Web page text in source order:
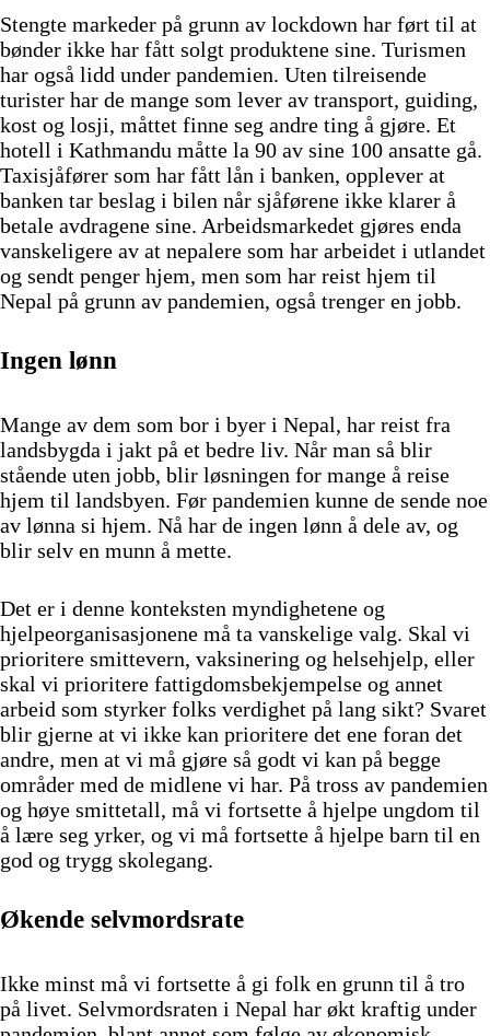
Stengte markeder på grunn av lockdown har ført til at
bønder ikke har fått solgt produktene sine. Turismen
har også lidd under pandemien. Uten tilreisende
turister har de mange som lever av transport, guiding,
kost og losji, måttet finne seg andre ting å gjøre. Et
hotell i Kathmandu måtte la 90 av sine 100 ansatte gå.
Taxisjåfører som har fått lån i banken, opplever at
banken tar beslag i bilen når sjåførene ikke klarer å
betale avdragene sine. Arbeidsmarkedet gjøres enda
vanskeligere av at nepalere som har arbeidet i utlandet
og sendt penger hjem, men som har reist hjem til
Nepal på grunn av pandemien, også trenger en jobb.
Ingen lønn
Mange av dem som bor i byer i Nepal, har reist fra
landsbygda i jakt på et bedre liv. Når man så blir
stående uten jobb, blir løsningen for mange å reise
hjem til landsbyen. Før pandemien kunne de sende noe
av lønna si hjem. Nå har de ingen lønn å dele av, og
blir selv en munn å mette.
Det er i denne konteksten myndighetene og
hjelpeorganisasjonene må ta vanskelige valg. Skal vi
prioritere smittevern, vaksinering og helsehjelp, eller
skal vi prioritere fattigdomsbekjempelse og annet
arbeid som styrker folks verdighet på lang sikt? Svaret
blir gjerne at vi ikke kan prioritere det ene foran det
andre, men at vi må gjøre så godt vi kan på begge
områder med de midlene vi har. På tross av pandemien
og høye smittetall, må vi fortsette å hjelpe ungdom til
å lære seg yrker, og vi må fortsette å hjelpe barn til en
god og trygg skolegang.
Økende selvmordsrate
Ikke minst må vi fortsette å gi folk en grunn til å tro
på livet. Selvmordsraten i Nepal har økt kraftig under